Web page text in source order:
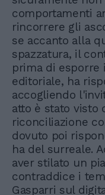
comportamenti
rincorrere gli
se accanto alla
spazzatura, il
prima di esporre
editoriale, ha
accogliendo
atto è stato visto
riconciliazione
dovuto poi
ha del surreale.
aver stilato un
contraddice i
Gasparri sul